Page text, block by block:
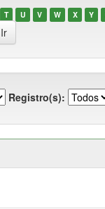
T U V W X Y
Registro(s):